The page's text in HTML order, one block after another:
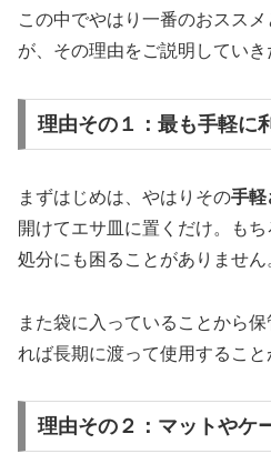
この中でやはり一番のおスス
が、その理由をご説明していき
理由その１：最も手軽に
まずはじめは、やはりその手軽
開けてエサ皿に置くだけ。も
処分にも困ることがありません
また袋に入っていることから
れば長期に渡って使用すること
理由その２：マットやケ